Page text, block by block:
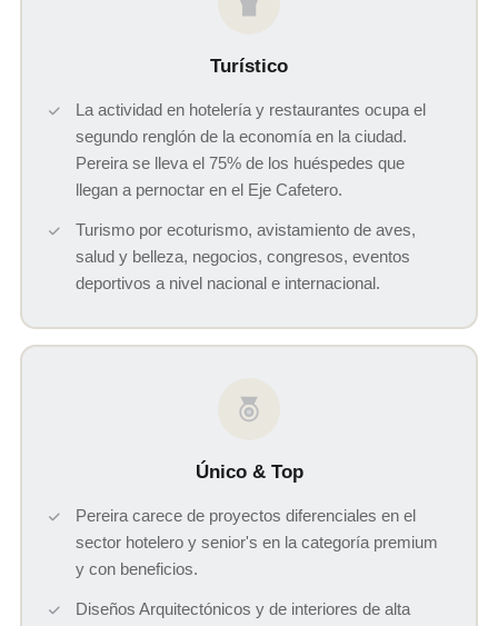
Turístico
La actividad en hotelería y restaurantes ocupa el
segundo renglón de la economía en la ciudad.
Pereira se lleva el 75% de los huéspedes que
llegan a pernoctar en el Eje Cafetero.
Turismo por ecoturismo, avistamiento de aves,
salud y belleza, negocios, congresos, eventos
deportivos a nivel nacional e internacional.
Único & Top
Pereira carece de proyectos diferenciales en el
sector hotelero y senior's en la categoría premium
y con beneficios.
Diseños Arquitectónicos y de interiores de alta